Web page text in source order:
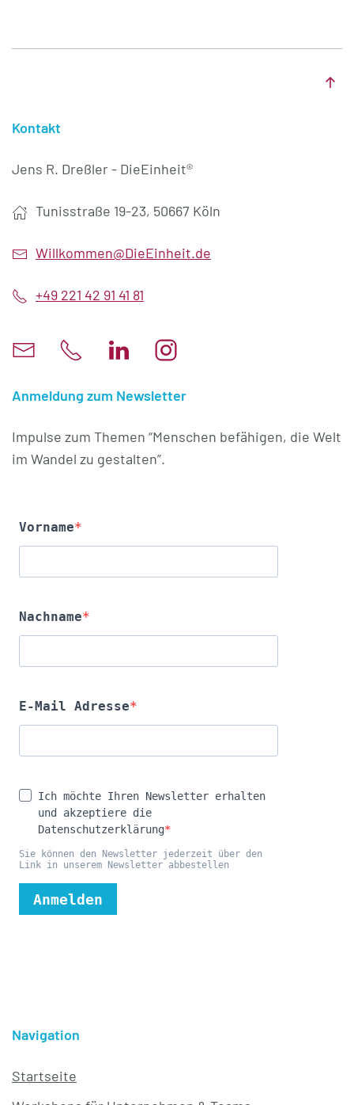
Kontakt
Jens R. Dreßler - DieEinheit®
Tunisstraße 19-23, 50667 Köln
Willkommen@DieEinheit.de
+49 221 42 91 41 81
Anmeldung zum Newsletter
Impulse zum Themen “Menschen befähigen, die Welt
im Wandel zu gestalten”.
Navigation
Startseite